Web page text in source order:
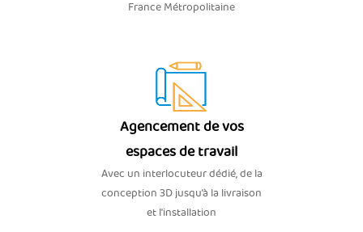
France Métropolitaine
Agencement de vos
espaces de travail
Avec un interlocuteur dédié, de la
conception 3D jusqu’à la livraison
et l'installation